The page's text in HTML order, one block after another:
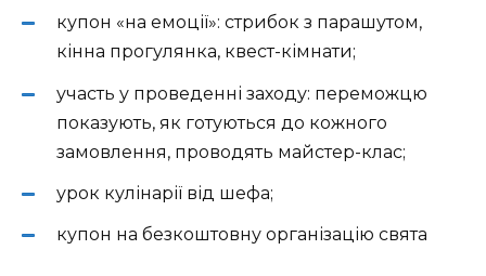
купон «на емоції»: стрибок з парашутом,
кінна прогулянка, квест-кімнати;
участь у проведенні заходу: переможцю
показують, як готуються до кожного
замовлення, проводять майстер-клас;
урок кулінарії від шефа;
купон на безкоштовну організацію свята